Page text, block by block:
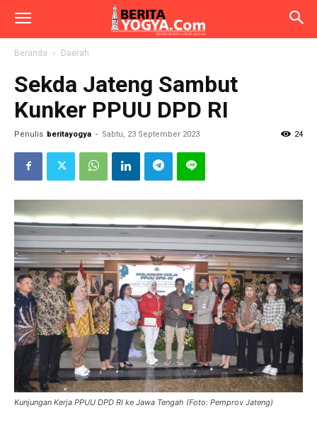
Beranda Daerah
Sekda Jateng Sambut
Kunker PPUU DPD RI
Penulis beritayogya - Sabtu, 23 September 2023 24
Kunjungan Kerja PPUU DPD RI ke Jawa Tengah (Foto: Pemprov Jateng)